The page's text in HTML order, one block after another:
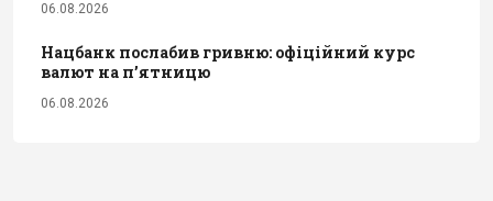
06.08.2026
Нацбанк послабив гривню: офіційний курс
валют на п’ятницю
06.08.2026